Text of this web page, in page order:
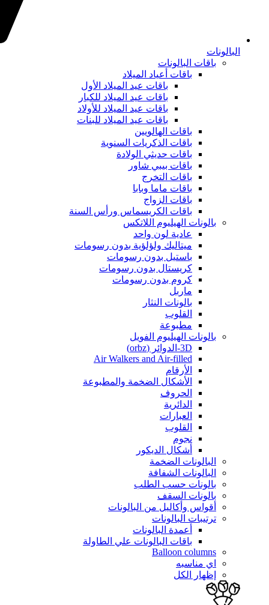
البالونات
باقات البالونات
باقات أعياد الميلاد
باقات عيد الميلاد الأول
باقات عيد الميلاد للكبار
باقات عيد الميلاد للأولاد
باقات عيد الميلاد للبنات
باقات الهالويين
باقات الذكريات السنوية
باقات حديثي الولادة
باقات بيبي شاور
باقات التخرج
باقات ماما وبابا
باقات الزواج
باقات الكريسماس ورأس السنة
بالونات الهيليوم اللاتكس
عادية لون واحد
ميتاليك ولؤلؤية بدون رسومات
باستيل بدون رسومات
كريستال بدون رسومات
كروم بدون رسومات
ماربل
بالونات النثار
القلوب
مطبوعة
بالونات الهيليوم الفويل
3D-الدوائر (orbz)
Air Walkers and Air-filled
الأرقام
الأشكال الضخمة والمطبوعة
الحروف
الدائرية
العبارات
القلوب
نجوم
أشكال الديكور
البالونات الضخمة
البالونات الشفافة
بالونات حسب الطلب
بالونات السقف
أقواس وأكاليل من البالونات
ترتيبات البالونات
أعمدة البالونات
باقات البالونات علي الطاولة
Balloon columns
اي مناسبه
إظهار الكل